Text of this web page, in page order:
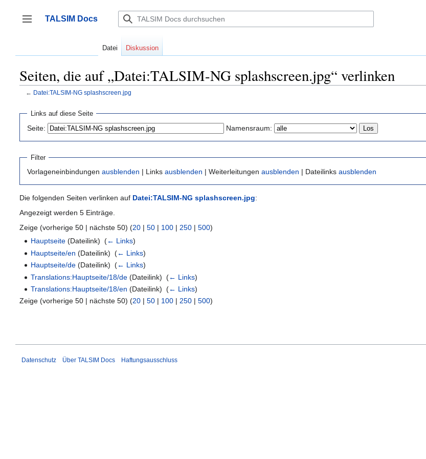
springen
Seitenleiste umschalten
TALSIM Docs
Datei Diskussion
Seiten, die auf „Datei:TALSIM-NG splashscreen.jpg“ verlinken
← Datei:TALSIM-NG splashscreen.jpg
Links auf diese Seite
Seite: Namensraum:
Filter
Vorlageneinbindungen ausblenden | Links ausblenden | Weiterleitungen ausblenden | Dateilinks ausblenden
Die folgenden Seiten verlinken auf Datei:TALSIM-NG splashscreen.jpg:
Angezeigt werden 5 Einträge.
Zeige (vorherige 50 | nächste 50) (20 | 50 | 100 | 250 | 500)
Hauptseite (Dateilink) ‎(← Links)
Hauptseite/en (Dateilink) ‎(← Links)
Hauptseite/de (Dateilink) ‎(← Links)
Translations:Hauptseite/18/de (Dateilink) ‎(← Links)
Translations:Hauptseite/18/en (Dateilink) ‎(← Links)
Zeige (vorherige 50 | nächste 50) (20 | 50 | 100 | 250 | 500)
Datenschutz Über TALSIM Docs Haftungsausschluss